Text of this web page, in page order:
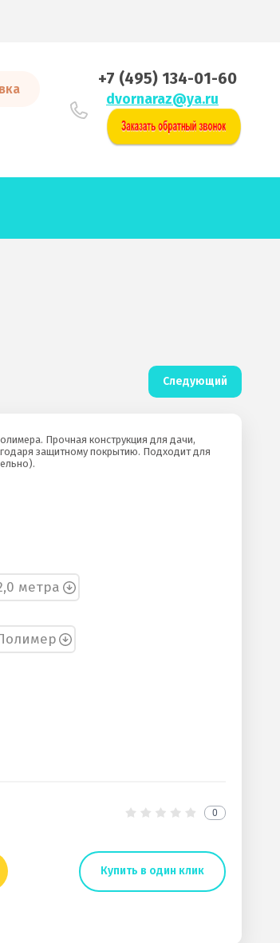
+7 (495) 134-01-60
dvornaraz@ya.ru
Следующий
Прочная конструкция для дачи,
защитному покрытию. Подходит для
0
Купить в один клик